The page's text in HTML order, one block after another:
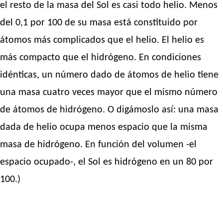
el resto de la masa del Sol es casi todo helio. Menos
del 0,1 por 100 de su masa está constituido por
átomos más complicados que el helio. El helio es
más compacto que el hidrógeno. En condiciones
idénticas, un número dado de átomos de helio tiene
una masa cuatro veces mayor que el mismo número
de átomos de hidrógeno. O digámoslo así: una masa
dada de helio ocupa menos espacio que la misma
masa de hidrógeno. En función del volumen -el
espacio ocupado-, el Sol es hidrógeno en un 80 por
100.)